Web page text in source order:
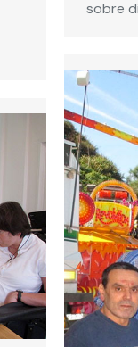
sobre